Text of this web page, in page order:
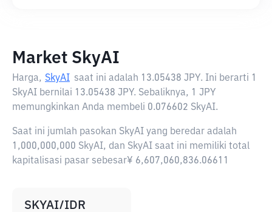
Market SkyAI
Harga, SkyAI saat ini adalah 13.05438 JPY. Ini berarti 1
SkyAI bernilai 13.05438 JPY. Sebaliknya, 1 JPY
memungkinkan Anda membeli 0.076602 SkyAI.
Saat ini jumlah pasokan SkyAI yang beredar adalah
1,000,000,000 SkyAI, dan SkyAI saat ini memiliki total
kapitalisasi pasar sebesar¥ 6,607,060,836.06611
SKYAI/IDR